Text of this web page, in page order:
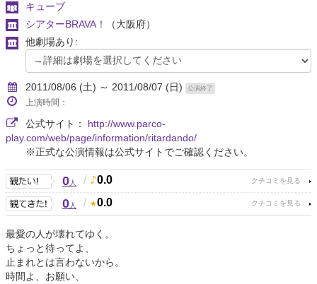
キューブ
シアターBRAVA！
（大阪府）
他劇場あり:
2011/08/06 (土) ～ 2011/08/07 (日) 公演終了
上演時間：
公式サイト： http://www.parco-
play.com/web/page/information/ritardando/
※正式な公演情報は公式サイトでご確認ください。
0人 / 0.0
0人 / 0.0
最愛の人が壊れてゆく。
ちょっと待ってよ、
止まれとは言わないから。
時間よ、お願い、